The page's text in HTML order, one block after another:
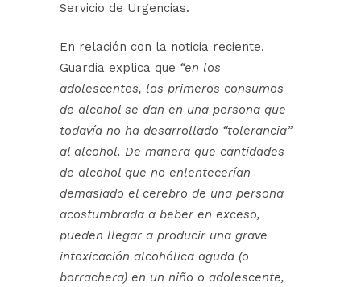
Servicio de Urgencias.
En relación con la noticia reciente,
Guardia explica que “en los
adolescentes, los primeros consumos
de alcohol se dan en una persona que
todavía no ha desarrollado “tolerancia”
al alcohol. De manera que cantidades
de alcohol que no enlentecerían
demasiado el cerebro de una persona
acostumbrada a beber en exceso,
pueden llegar a producir una grave
intoxicación alcohólica aguda (o
borrachera) en un niño o adolescente,